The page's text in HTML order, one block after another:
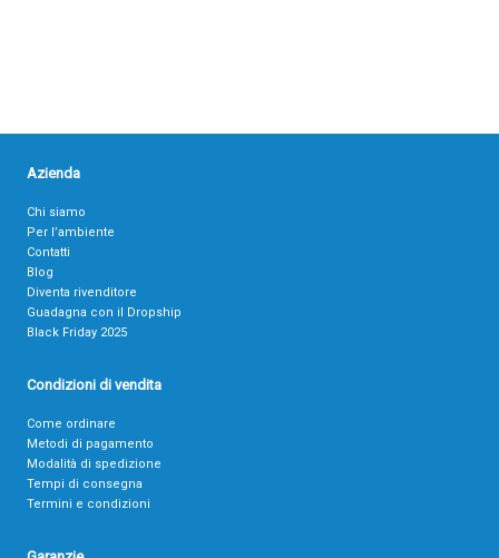
Azienda
Chi siamo
Per l’ambiente
Contatti
Blog
Diventa rivenditore
Guadagna con il Dropship
Black Friday 2025
Condizioni di vendita
Come ordinare
Metodi di pagamento
Modalità di spedizione
Tempi di consegna
Termini e condizioni